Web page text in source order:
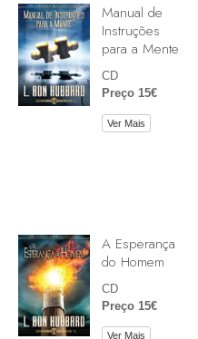
Manual de
Instruções
para a Mente
CD
Preço 15€
Ver Mais
A Esperança
do Homem
CD
Preço 15€
Ver Mais